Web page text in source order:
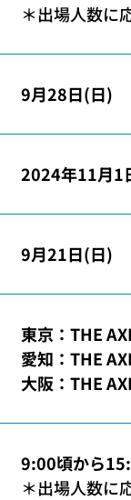
＊出場人数に
9月28日(日)
2024年11月1
9月21日(日)
東京：THE
愛知：THE
大阪：THE
9:00頃から
＊出場人数に